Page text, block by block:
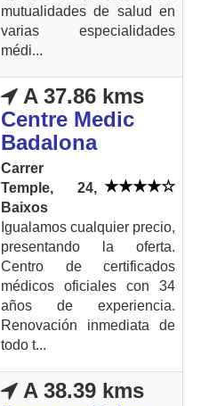
mutualidades de salud en
varias especialidades
médi...
A 37.86 kms
Centre Medic
Badalona
Carrer
Temple, 24,
Baixos
Igualamos cualquier precio,
presentando la oferta.
Centro de certificados
médicos oficiales con 34
años de experiencia.
Renovación inmediata de
todo t...
A 38.39 kms